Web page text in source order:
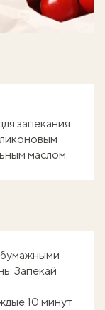
запекания
маслом.
Запекай
10 минут